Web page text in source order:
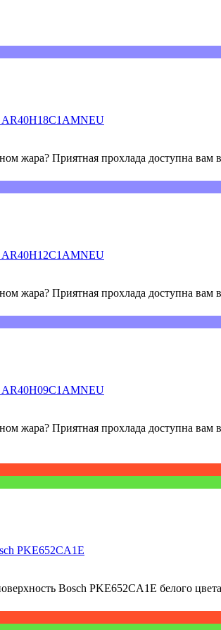
жара? Приятная прохлада доступна
жара? Приятная прохлада доступна
жара? Приятная прохлада доступна
PKE652CA1E
Bosch PKE652CA1E белого